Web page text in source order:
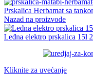
Prskalica Herbamat sa
Nazad na proizvode
Leđna elektro prskalica 15l
Kliknite za uvećanje